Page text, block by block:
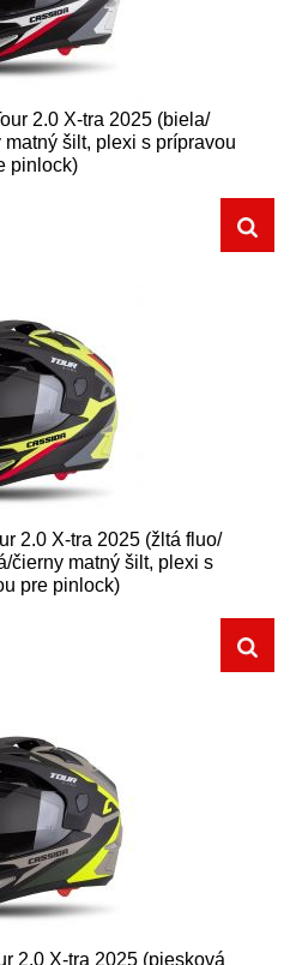
2.0 X-tra 2025 (biela/
šilt, plexi s prípravou
pinlock)
2.0 X-tra 2025 (žltá fluo/
čierny matný šilt, plexi s
pre pinlock)
2.0 X-tra 2025 (piesková